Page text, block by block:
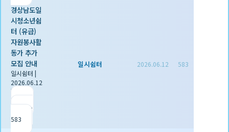
경상남도일
시청소년쉼
터 (유급)
자원봉사활
동가 추가
모집 안내
일시쉼터 |
2026.06.12
|
조회
583
일시쉼터 2026.06.12 583